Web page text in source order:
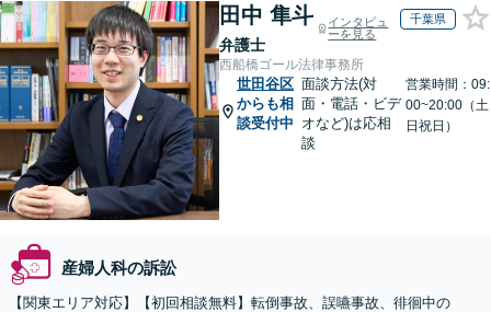
田中 隼斗
弁護士
インタビュ
ーを見る
千葉県
西船橋ゴール法律事務所
世田谷区
からも相
談受付中
面談方法(対
面・電話・ビデ
オなど)は応相
談
営業時間：09:
00~20:00（土
日祝日）
産婦人科の訴訟
【関東エリア対応】【初回相談無料】転倒事故、誤嚥事故、徘徊中の